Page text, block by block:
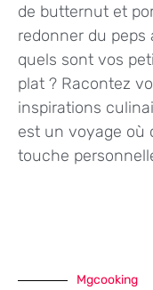
de butternut et
redonner du peps
quels sont vos
plat ? Racontez
inspirations
est un voyage où
touche
Mgcooking